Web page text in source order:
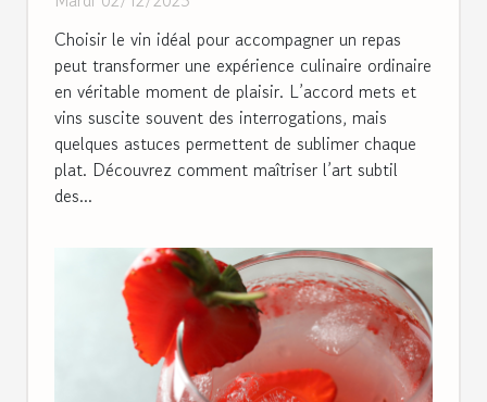
Choisir le vin idéal pour accompagner un repas
peut transformer une expérience culinaire ordinaire
en véritable moment de plaisir. L’accord mets et
vins suscite souvent des interrogations, mais
quelques astuces permettent de sublimer chaque
plat. Découvrez comment maîtriser l’art subtil
des...